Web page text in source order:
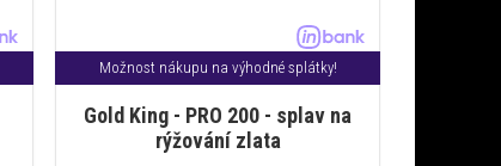
Možnost nákupu na výhodné splátky!
Gold King - PRO 200 - splav na
rýžování zlata